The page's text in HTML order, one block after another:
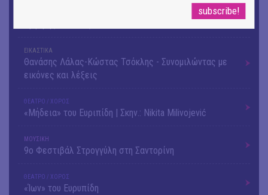
ΕΙΚΑΣΤΙΚΑ
Θανάσης Λάλας-Κώστας Τσόκλης - Συνομιλώντας με
εικόνες και λέξεις
ΘΕΑΤΡΟ / ΧΟΡΟΣ
«Μήδεια» του Ευριπίδη | Σκην.: Nikita Milivojević
ΜΟΥΣΙΚΗ
9o Φεστιβάλ Στρογγύλη στη Σαντορίνη
ΘΕΑΤΡΟ / ΧΟΡΟΣ
«Ίων» του Ευρυπίδη